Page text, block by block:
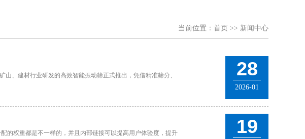
当前位置： 首页 >> 新闻中心
28
2026-01
、建材行业研发的高效智能振动筛正式推出，凭借精准筛分、
19
的权重都是不一样的，并且内部链接可以提高用户体验度，提升